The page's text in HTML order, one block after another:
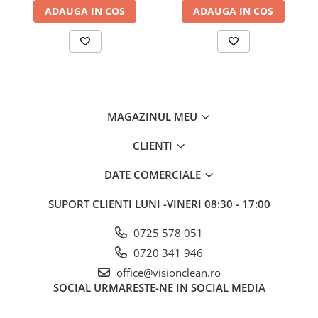
Opțiuni de baterii cu gel sau Li-Ion fără întreținere
ADAUGA IN COS ADAUGA IN COS
MAGAZINUL MEU
CLIENTI
DATE COMERCIALE
SUPORT CLIENTI LUNI -VINERI 08:30 - 17:00
0725 578 051
0720 341 946
office@visionclean.ro
SOCIAL URMARESTE-NE IN SOCIAL MEDIA